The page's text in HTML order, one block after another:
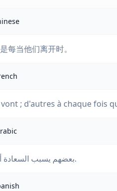
每当他们离开时。
; d'autres à chaque fois
بعضهم يسبب السعادة أينما ذهبوا؛ بينما يسبب البعض الآخر السعادة كلما غادروا.